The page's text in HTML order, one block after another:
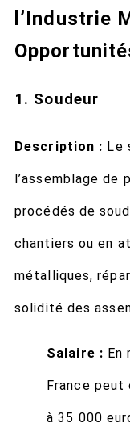
l’Industrie
1. Soudeur
Description : Le
l’assemblage
procédés de
chantiers ou en
métalliques,
solidité des
Salaire : En
France peut
à 35 000